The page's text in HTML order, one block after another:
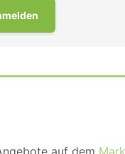
auf dem